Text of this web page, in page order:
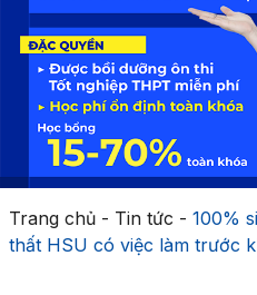
Trang chủ- Tin tức - 100%
thất HSU có việc làm trước